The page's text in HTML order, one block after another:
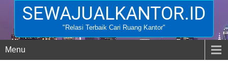
SEWAJUALKANTOR.ID
"Relasi Terbaik Cari Ruang Kantor"
Menu